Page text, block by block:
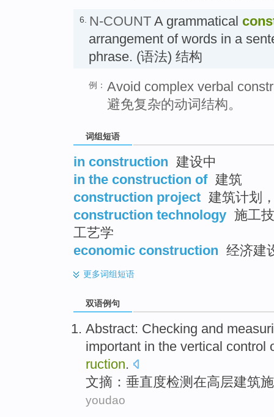
6. N-COUNT A grammatical
arrangement of words in a
phrase. (语法) 结构
例： Avoid complex verbal
避免复杂的动词结构。
词组短语
in construction 建设中
in the construction of 建筑
construction project 建筑计划
construction technology 施工
工艺学
economic construction 经济建
更多词组短语
双语例句
Abstract: Checking and
important in the vertical control
ruction.
文摘 ： 垂直度检测 在高层建筑
youdao